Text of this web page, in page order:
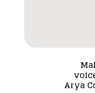
Arya